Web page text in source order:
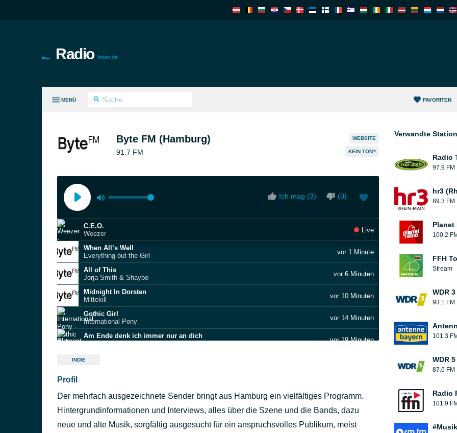
Radio listen.de
MENÜ FAVORITEN
Byte FM (Hamburg)
91.7 FM
WEBSITE
KEIN TON?
Ich mag (3) (0)
C.E.O.
Weezer
Live
When All’s Well
Everything but the Girl
vor 1 Minute
All of This
Jorja Smith & Shaybo
vor 6 Minuten
Midnight In Dorsten
Mittekill
vor 10 Minuten
Gothic Girl
International Pony
vor 14 Minuten
Am Ende denk ich immer nur an dich
vor 19 Minuten
Sommer
One song away from crying
Rachel Chinouriri
vor 32 Minuten
Come on Let's Go
vor 38 Minuten
INDIE
Profil
Der mehrfach ausgezeichnete Sender bringt aus Hamburg ein vielfältiges Programm.
Hintergrundinformationen und Interviews, alles über die Szene und die Bands, dazu
neue und alte Musik, sorgfältig ausgesucht für ein anspruchsvolles Publikum, meist
Verwandte
Radio
97.9 FM
hr3
89.3 FM
Planet
100.2
FFH
Stream
WDR 3
93.1 FM
101.3
WDR 5
87.6 FM
Radio
101.9